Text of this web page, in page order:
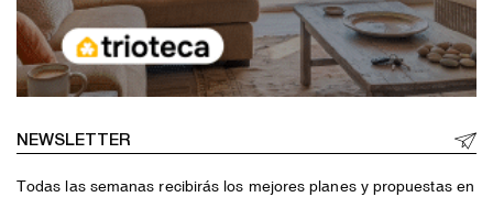
NEWSLETTER
Todas las semanas recibirás los mejores planes y propuestas en